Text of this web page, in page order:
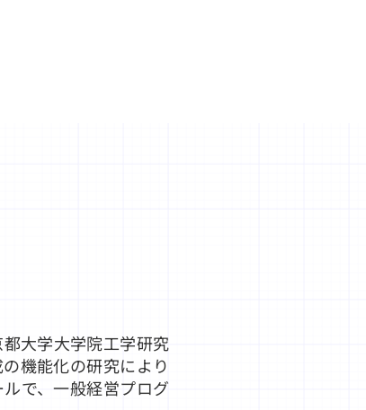
大学大学院工学研究
機能化の研究により
で、一般経営プログ